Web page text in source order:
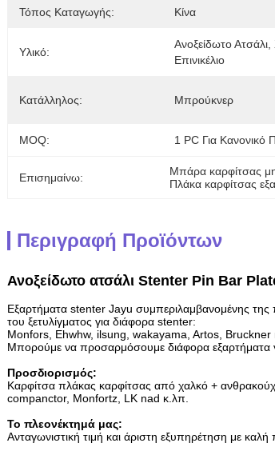
Τόπος Καταγωγής: Κίνα
Υλικό:
Ανοξείδωτο Ατσάλι,
Επινικέλιο
Κατάλληλος: Μπρούκνερ
MOQ: 1 PC Για Κανονικό
Επισημαίνω: Μπάρα καρφίτσας
Πλάκα καρφίτσας
Περιγραφή Προϊόντων
Ανοξείδωτο ατσάλι Stenter Pin Bar
Εξαρτήματα stenter Jayu συμπεριλαμβανομένης της
του ξετυλίγματος για διάφορα stenter:
Monfors, Ehwhw, ilsung, wakayama, Artos, Bruckner
Μπορούμε να προσαρμόσουμε διάφορα εξαρτήματα
Προσδιορισμός:
Καρφίτσα πλάκας καρφίτσας από χαλκό +
companctor, Monfortz, LK nad κ.λπ.
Το πλεονέκτημά μας:
Ανταγωνιστική τιμή και άριστη εξυπηρέτηση με